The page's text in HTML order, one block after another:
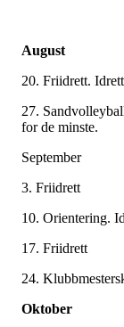
August
20. Friidrett.
27.
for de minste.
September
3. Friidrett
10. Orientering.
17. Friidrett
24.
Oktober